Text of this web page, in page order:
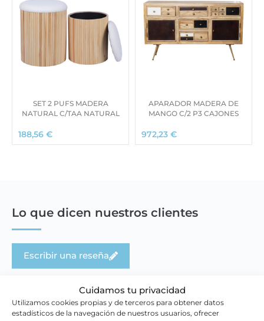
Cuidamos tu privacidad
Utilizamos cookies propias y de terceros para obtener datos
estadísticos de la navegación de nuestros usuarios, ofrecer
SET 2 PUFS MADERA
NATURAL C/TAA NATURAL
188,56 €
APARADOR MADERA DE
MANGO C/2 P3 CAJONES
972,23 €
Lo que dicen nuestros clientes
Escribir una reseña